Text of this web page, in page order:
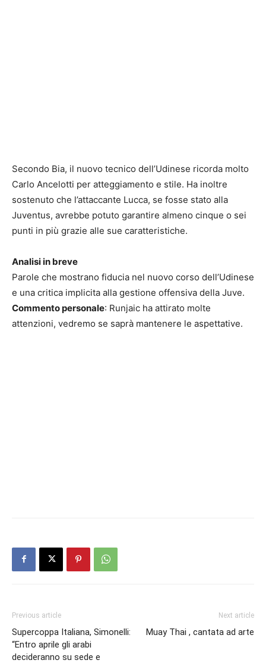
Secondo Bia, il nuovo tecnico dell’Udinese ricorda molto
Carlo Ancelotti per atteggiamento e stile. Ha inoltre
sostenuto che l’attaccante Lucca, se fosse stato alla
Juventus, avrebbe potuto garantire almeno cinque o sei
punti in più grazie alle sue caratteristiche.
Analisi in breve
Parole che mostrano fiducia nel nuovo corso dell’Udinese
e una critica implicita alla gestione offensiva della Juve.
Commento personale: Runjaic ha attirato molte
attenzioni, vedremo se saprà mantenere le aspettative.
Previous article
Supercoppa Italiana, Simonelli:
“Entro aprile gli arabi
decideranno su sede e
Next article
Muay Thai , cantata ad arte